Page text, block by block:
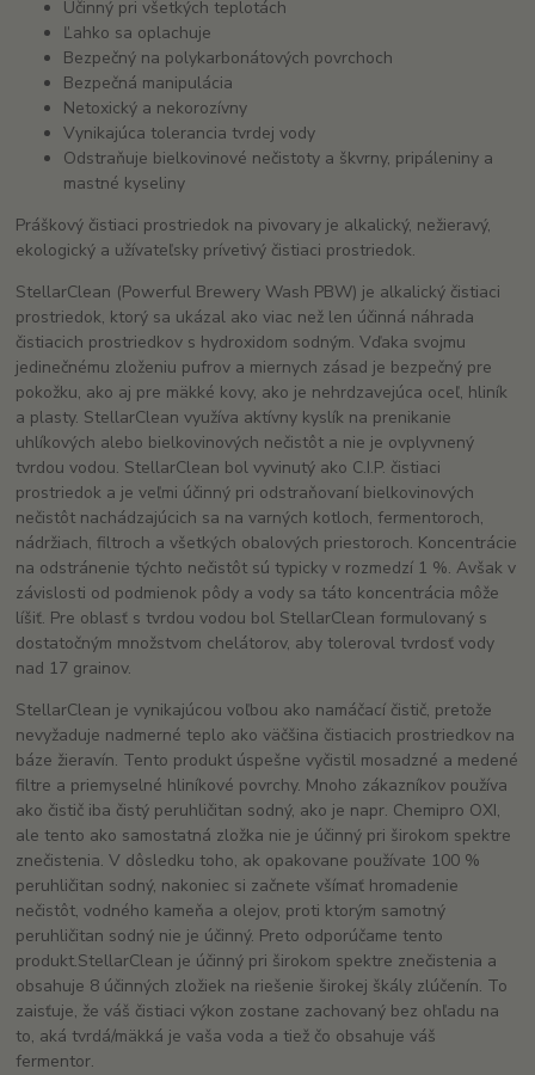
Účinný pri všetkých teplotách
Ľahko sa oplachuje
Bezpečný na polykarbonátových povrchoch
Bezpečná manipulácia
Netoxický a nekorozívny
Vynikajúca tolerancia tvrdej vody
Odstraňuje bielkovinové nečistoty a škvrny, pripáleniny a
mastné kyseliny
Práškový čistiaci prostriedok na pivovary je alkalický, nežieravý,
ekologický a užívateľsky prívetivý čistiaci prostriedok.
StellarClean (Powerful Brewery Wash PBW) je alkalický čistiaci
prostriedok, ktorý sa ukázal ako viac než len účinná náhrada
čistiacich prostriedkov s hydroxidom sodným. Vďaka svojmu
jedinečnému zloženiu pufrov a miernych zásad je bezpečný pre
pokožku, ako aj pre mäkké kovy, ako je nehrdzavejúca oceľ, hliník
a plasty. StellarClean využíva aktívny kyslík na prenikanie
uhlíkových alebo bielkovinových nečistôt a nie je ovplyvnený
tvrdou vodou. StellarClean bol vyvinutý ako C.I.P. čistiaci
prostriedok a je veľmi účinný pri odstraňovaní bielkovinových
nečistôt nachádzajúcich sa na varných kotloch, fermentoroch,
nádržiach, filtroch a všetkých obalových priestoroch. Koncentrácie
na odstránenie týchto nečistôt sú typicky v rozmedzí 1 %. Avšak v
závislosti od podmienok pôdy a vody sa táto koncentrácia môže
líšiť. Pre oblasť s tvrdou vodou bol StellarClean formulovaný s
dostatočným množstvom chelátorov, aby toleroval tvrdosť vody
nad 17 grainov.
StellarClean je vynikajúcou voľbou ako namáčací čistič, pretože
nevyžaduje nadmerné teplo ako väčšina čistiacich prostriedkov na
báze žieravín. Tento produkt úspešne vyčistil mosadzné a medené
filtre a priemyselné hliníkové povrchy. Mnoho zákazníkov používa
ako čistič iba čistý peruhličitan sodný, ako je napr. Chemipro OXI,
ale tento ako samostatná zložka nie je účinný pri širokom spektre
znečistenia. V dôsledku toho, ak opakovane používate 100 %
peruhličitan sodný, nakoniec si začnete všímať hromadenie
nečistôt, vodného kameňa a olejov, proti ktorým samotný
peruhličitan sodný nie je účinný. Preto odporúčame tento
produkt.StellarClean je účinný pri širokom spektre znečistenia a
obsahuje 8 účinných zložiek na riešenie širokej škály zlúčenín. To
zaisťuje, že váš čistiaci výkon zostane zachovaný bez ohľadu na
to, aká tvrdá/mäkká je vaša voda a tiež čo obsahuje váš
fermentor.